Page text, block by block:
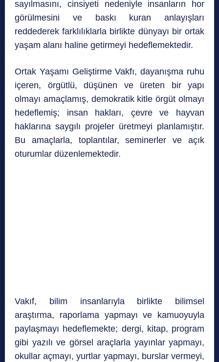
sayılmasını, cinsiyeti nedeniyle insanların hor
görülmesini ve baskı kuran anlayışları
reddederek farklılıklarla birlikte dünyayı bir ortak
yaşam alanı haline getirmeyi hedeflemektedir.
Ortak Yaşamı Geliştirme Vakfı, dayanışma ruhu
içeren, örgütlü, düşünen ve üreten bir yapı
olmayı amaçlamış, demokratik kitle örgüt olmayı
hedeflemiş; insan hakları, çevre ve hayvan
haklarına saygılı projeler üretmeyi planlamıştır.
Bu amaçlarla, toplantılar, seminerler ve açık
oturumlar düzenlemektedir.
Vakıf, bilim insanlarıyla birlikte bilimsel
araştırma, raporlama yapmayı ve kamuoyuyla
paylaşmayı hedeflemekte; dergi, kitap, program
gibi yazılı ve görsel araçlarla yayınlar yapmayı,
okullar açmayı, yurtlar yapmayı, burslar vermeyi,